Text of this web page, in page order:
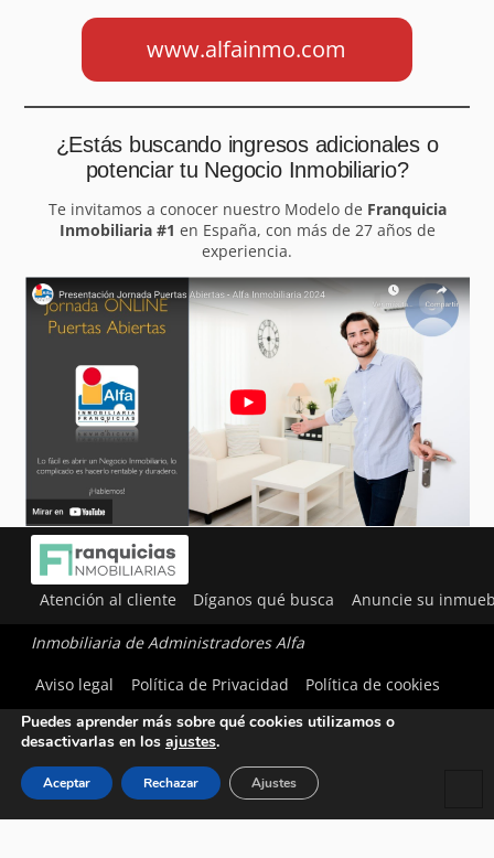
www.alfainmo.com
¿Estás buscando ingresos adicionales o
potenciar tu Negocio Inmobiliario?
Te invitamos a conocer nuestro Modelo de Franquicia
Inmobiliaria #1 en España, con más de 27 años de
experiencia.
Atención al cliente Díganos qué busca Anuncie su
Inmobiliaria de Administradores Alfa
Aviso legal
Política de Privacidad Política de cookies
Utilizamos cookies para ofrecerte la mejor experiencia en
Puedes aprender más sobre qué cookies utilizamos o
desactivarlas en los ajustes.
Aceptar Rechazar Ajustes